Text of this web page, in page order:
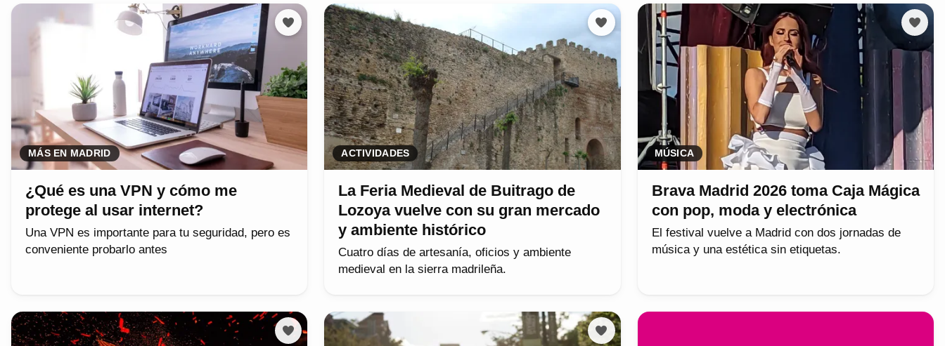
MÁS EN MADRID
¿Qué es una VPN y cómo me
protege al usar internet?
Una VPN es importante para tu seguridad, pero es
conveniente probarlo antes
ACTIVIDADES
La Feria Medieval de Buitrago de
Lozoya vuelve con su gran mercado
y ambiente histórico
Cuatro días de artesanía, oficios y ambiente
medieval en la sierra madrileña.
MÚSICA
Brava Madrid 2026 toma Caja Mágica
con pop, moda y electrónica
El festival vuelve a Madrid con dos jornadas de
música y una estética sin etiquetas.